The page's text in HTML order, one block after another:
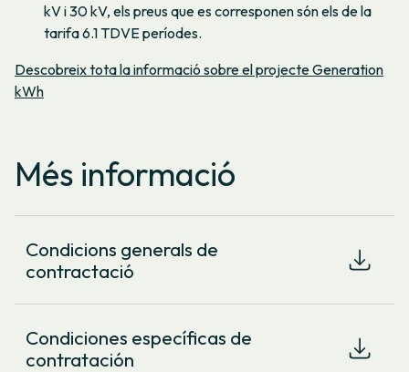
kV i 30 kV, els preus que es corresponen són els de la
tarifa 6.1 TDVE períodes.
Descobreix tota la informació sobre el projecte Generation
kWh
Més informació
Condicions generals de
contractació
Condiciones específicas de
contratación